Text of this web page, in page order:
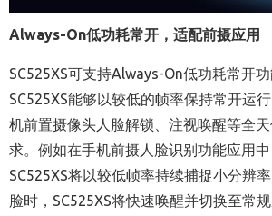
Always-On低功耗常开，适配前摄应用
SC525XS可支持Always-On低功耗常开
SC525XS能够以较低的帧率保持常开运
机前置摄像头人脸解锁、注视唤醒等全
求。例如在手机前摄人脸识别功能应用中
SC525XS将以较低帧率持续捕捉小分辨
脸时，SC525XS将快速唤醒并切换至常